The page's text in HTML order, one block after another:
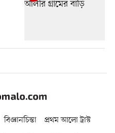
বিজ্ঞানচিন্তা
প্রথম আলো ট্রাস্ট